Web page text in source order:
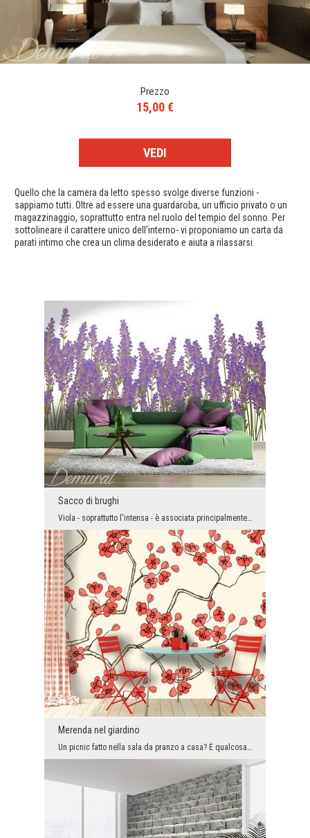
Prezzo
15,00 €
VEDI
Quello che la camera da letto spesso svolge diverse funzioni -
sappiamo tutti. Oltre ad essere una guardaroba, un ufficio privato o un
magazzinaggio, soprattutto entra nel ruolo del tempio del sonno. Per
sottolineare il carattere unico dell’interno- vi proponiamo un carta da
parati intimo che crea un clima desiderato e aiuta a rilassarsi.
Sacco di brughi
Viola - soprattutto l'intensa - è associata principalmente con gli artisti. Con questo colore ecc...
Merenda nel giardino
Un picnic fatto nella sala da pranzo a casa? È qualcosa! Un arrangiamento piacevole, anche se un ...